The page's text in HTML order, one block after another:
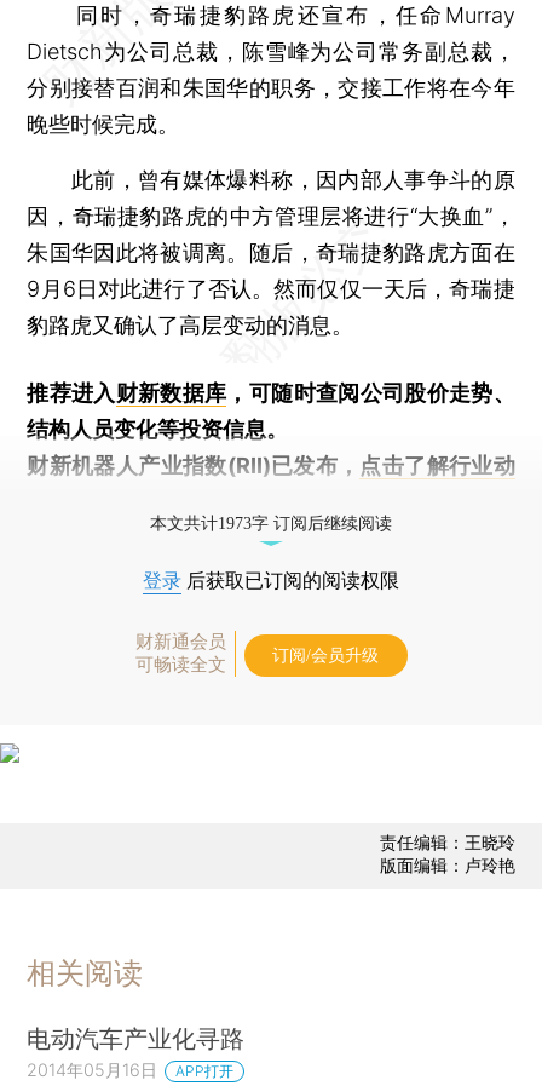
同时，奇瑞捷豹路虎还宣布，任命Murray
Dietsch为公司总裁，陈雪峰为公司常务副总裁，
分别接替百润和朱国华的职务，交接工作将在今年
晚些时候完成。
此前，曾有媒体爆料称，因内部人事争斗的原
因，奇瑞捷豹路虎的中方管理层将进行“大换血”，
朱国华因此将被调离。随后，奇瑞捷豹路虎方面在
9月6日对此进行了否认。然而仅仅一天后，奇瑞捷
豹路虎又确认了高层变动的消息。
推荐进入财新数据库 ，可随时查阅公司股价走势、
结构人员变化等投资信息。
财新机器人产业指数(RII)已发布， 点击了解行业动
本文共计1973字 订阅后继续阅读
登录 后获取已订阅的阅读权限
财新通会员
可畅读全文
订阅/会员升级
责任编辑：王晓玲
版面编辑：卢玲艳
相关阅读
电动汽车产业化寻路
2014年05月16日 APP打开